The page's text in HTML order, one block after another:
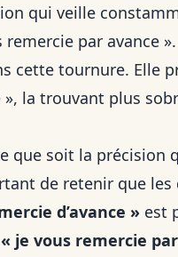
qui veille
par avance
cette tournure. Elle
», la trouvant plus
que soit la précision
de retenir que
d’avance » est
« je vous remercie